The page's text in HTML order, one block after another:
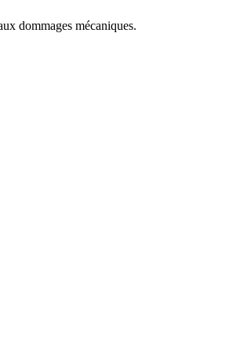
dommages mécaniques.